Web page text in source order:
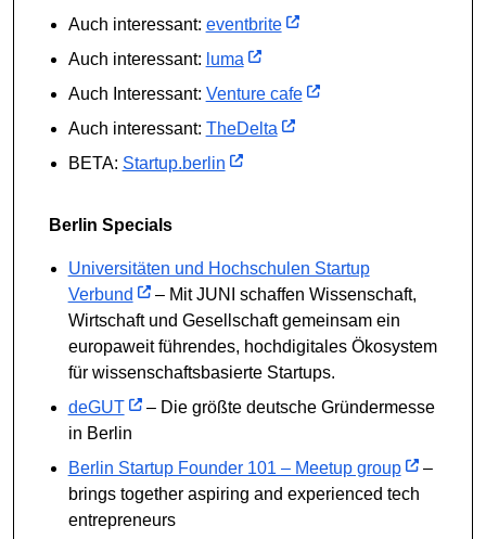
Auch interessant: eventbrite
Auch interessant: luma
Auch Interessant: Venture cafe
Auch interessant: TheDelta
BETA: Startup.berlin
Berlin Specials
Universitäten und Hochschulen Startup
Verbund
– Mit JUNI schaffen Wissenschaft,
Wirtschaft und Gesellschaft gemeinsam ein
europaweit führendes, hochdigitales Ökosystem
für wissenschaftsbasierte Startups.
deGUT
– Die größte deutsche Gründermesse
in Berlin
Berlin Startup Founder 101 – Meetup group
–
brings together aspiring and experienced tech
entrepreneurs